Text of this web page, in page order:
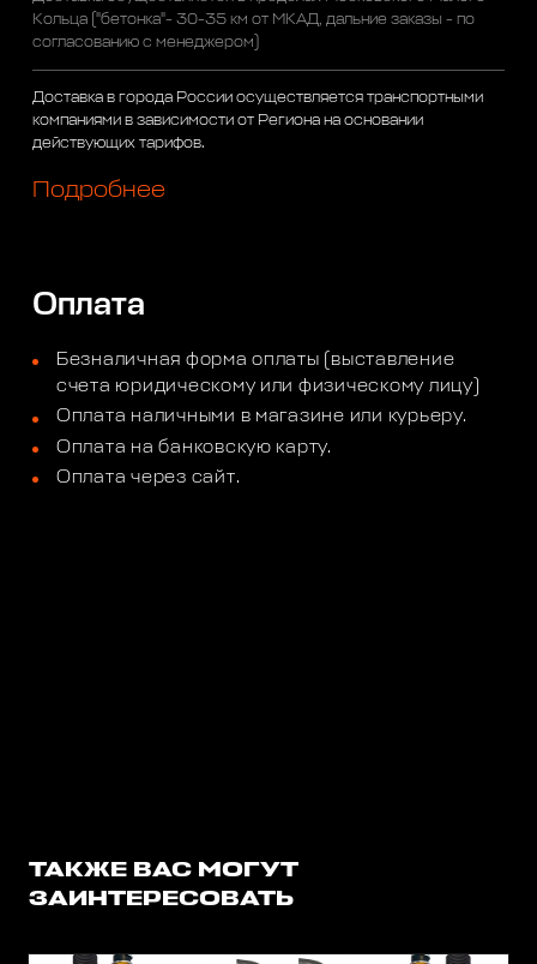
Кольца ("бетонка"- 30-35 км от МКАД, дальние заказы - по
согласованию с менеджером)
Доставка в города России осуществляется транспортными
компаниями в зависимости от Региона на основании
действующих тарифов.
Подробнее
Оплата
Безналичная форма оплаты (выставление
счета юридическому или физическому лицу)
Оплата наличными в магазине или курьеру.
Оплата на банковскую карту.
Оплата через сайт.
ТАКЖЕ ВАС МОГУТ
ЗАИНТЕРЕСОВАТЬ